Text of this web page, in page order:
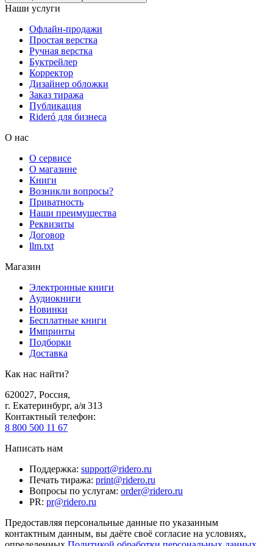
Наши услуги
Офлайн-продажи
Простая верстка
Ручная верстка
Буктрейлер
Корректор
Дизайнер обложки
Заказ тиража
Публикация
Rideró для бизнеса
О нас
О сервисе
О магазине
Книги
Возникли вопросы?
Приватность
Наши преимущества
Реквизиты
Договор
llm.txt
Магазин
Электронные книги
Аудиокниги
Новинки
Бесплатные книги
Импринты
Подборки
Доставка
Как нас найти?
620027, Россия,
г. Екатеринбург, а/я 313
Контактный телефон:
8 800 500 11 67
Написать нам
Поддержка: support@ridero.ru
Печать тиража: print@ridero.ru
Вопросы по услугам: order@ridero.ru
PR: pr@ridero.ru
Предоставляя персональные данные по указанным
контактным данным, вы даёте своё согласие на условиях,